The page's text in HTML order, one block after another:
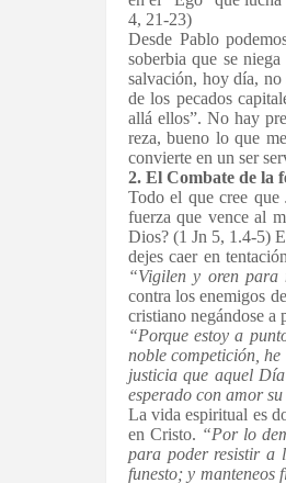
4, 21-23)
Desde Pablo
soberbia que se
salvación, hoy día,
de los pecados
allá ellos”. No hay
reza, bueno lo que
convierte en un ser
2. El Combate de la
Todo el que cree
fuerza que vence al
Dios? (1 Jn 5, 1.4-5)
dejes caer en
“Vigilen y oren para
contra los enemigos
cristiano negándose a
“Porque estoy a
noble competición,
justicia que aquel
esperado con amor
La vida espiritual es
en Cristo. “Por lo
para poder resistir a
funesto; y manteneos